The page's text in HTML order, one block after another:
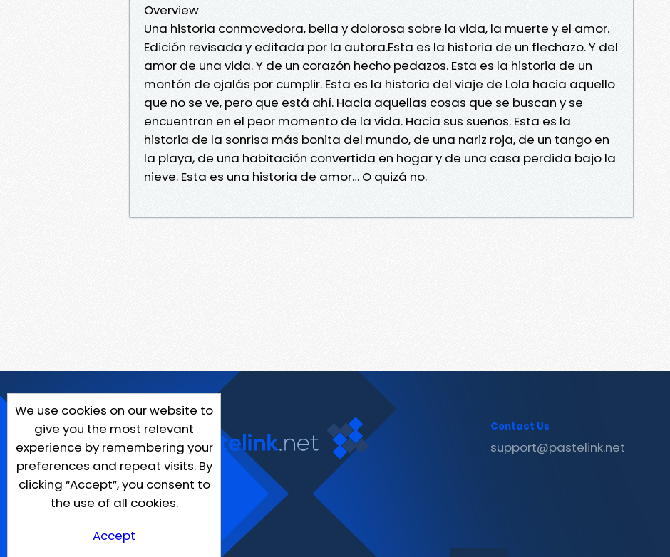
Overview
Una historia conmovedora, bella y dolorosa sobre la vida, la muerte y el amor.
Edición revisada y editada por la autora.Esta es la historia de un flechazo. Y del
amor de una vida. Y de un corazón hecho pedazos. Esta es la historia de un
montón de ojalás por cumplir. Esta es la historia del viaje de Lola hacia aquello
que no se ve, pero que está ahí. Hacia aquellas cosas que se buscan y se
encuentran en el peor momento de la vida. Hacia sus sueños. Esta es la
historia de la sonrisa más bonita del mundo, de una nariz roja, de un tango en
la playa, de una habitación convertida en hogar y de una casa perdida bajo la
nieve. Esta es una historia de amor… O quizá no.
We use cookies on our website to
give you the most relevant
experience by remembering your
preferences and repeat visits. By
clicking “Accept”, you consent to
the use of all cookies.
Accept
Contact Us
support@pastelink.net